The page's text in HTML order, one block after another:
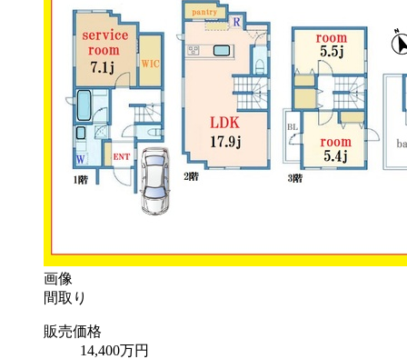
画像
間取り
販売価格
14,400万円